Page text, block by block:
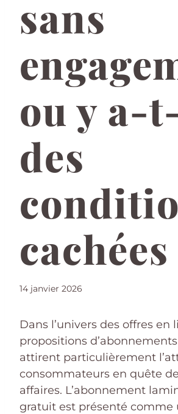
sans
ou y a-
des
cachées
14 janvier 2026
Dans l’univers des offres en
propositions
attirent particulièrement
consommateurs en quête
affaires. L’abonnement
gratuit est présenté comme